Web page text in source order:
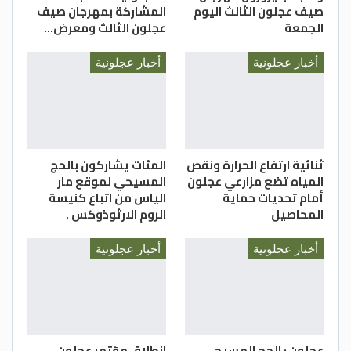
صيف عجلون الثالث اليوم
الجمعة
المشاركة بمهرجان صيف
عجلون الثالث ومعرض…
أخبار عجلونية
ثنائية ارتفاع الحرارة ونقص
المياه تضع مزارعي عجلون
أمام تحديات حماية
المحاصيل
أخبار عجلونية
المئات يشاركون بالحج
المسيحي لموقع مار
الياس من اتباع كنيسة
الروم الارثوذوكس .
أخبار عجلونية أخبار عجلونية